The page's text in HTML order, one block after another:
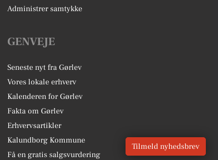
Administrer samtykke
GENVEJE
Seneste nyt fra Gørlev
Vores lokale erhverv
Kalenderen for Gørlev
Fakta om Gørlev
Erhvervsartikler
Kalundborg Kommune
Få en gratis salgsvurdering
Tilmeld nyhedsbrev